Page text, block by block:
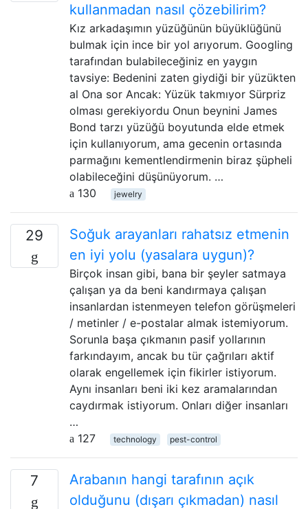
kullanmadan nasıl çözebilirim?
Kız arkadaşımın yüzüğünün büyüklüğünü
bulmak için ince bir yol arıyorum. Googling
tarafından bulabileceğiniz en yaygın
tavsiye: Bedenini zaten giydiği bir yüzükten
al Ona sor Ancak: Yüzük takmıyor Sürpriz
olması gerekiyordu Onun beynini James
Bond tarzı yüzüğü boyutunda elde etmek
için kullanıyorum, ama gecenin ortasında
parmağını kementlendirmenin biraz şüpheli
olabileceğini düşünüyorum. …
130
jewelry
29
Soğuk arayanları rahatsız etmenin
en iyi yolu (yasalara uygun)?
Birçok insan gibi, bana bir şeyler satmaya
çalışan ya da beni kandırmaya çalışan
insanlardan istenmeyen telefon görüşmeleri
/ metinler / e-postalar almak istemiyorum.
Sorunla başa çıkmanın pasif yollarının
farkındayım, ancak bu tür çağrıları aktif
olarak engellemek için fikirler istiyorum.
Aynı insanları beni iki kez aramalarından
caydırmak istiyorum. Onları diğer insanları
…
127
technology pest-control
7
Arabanın hangi tarafının açık
olduğunu (dışarı çıkmadan) nasıl